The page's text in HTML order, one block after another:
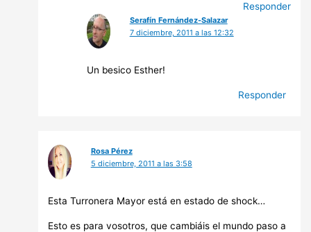
Responder
Serafín Fernández-Salazar
7 diciembre, 2011 a las 12:32
Un besico Esther!
Responder
Rosa Pérez
5 diciembre, 2011 a las 3:58
Esta Turronera Mayor está en estado de shock…
Esto es para vosotros, que cambiáis el mundo paso a